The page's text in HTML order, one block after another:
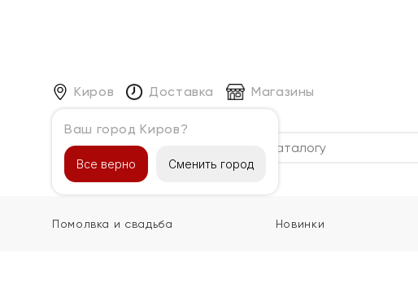
Киров
Ваш город Киров?
Все верно Сменить город
Доставка Магазины
Каталог
Помолвка и свадьба Новинки